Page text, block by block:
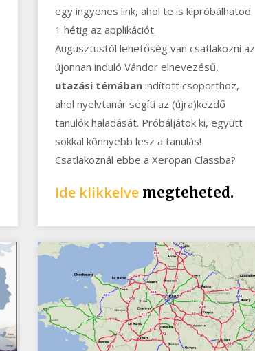
egy ingyenes link, ahol te is kipróbálhatod
1 hétig az applikációt.
Augusztustól lehetőség van csatlakozni az
újonnan induló Vándor elnevezésű,
utazási témában indított csoporthoz,
ahol nyelvtanár segíti az (újra)kezdő
tanulók haladását. Próbáljátok ki, együtt
sokkal könnyebb lesz a tanulás!
Csatlakoznál ebbe a Xeropan Classba?
Ide klikkelve megteheted.